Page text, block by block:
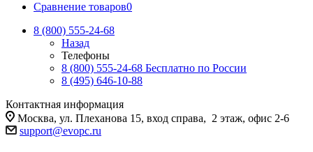
Сравнение товаров0
8 (800) 555-24-68
Назад
Телефоны
8 (800) 555-24-68 Бесплатно по России
8 (495) 646-10-88
Контактная информация
Москва, ул. Плеханова 15, вход справа, 2 этаж, офис 2-6
support@evopc.ru